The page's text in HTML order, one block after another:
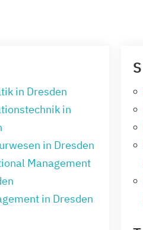
in Dresden
in
in Dresden
Management
in Dresden
S